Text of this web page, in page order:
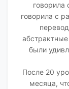
говорила
говорила с
были
После 20
месяца,